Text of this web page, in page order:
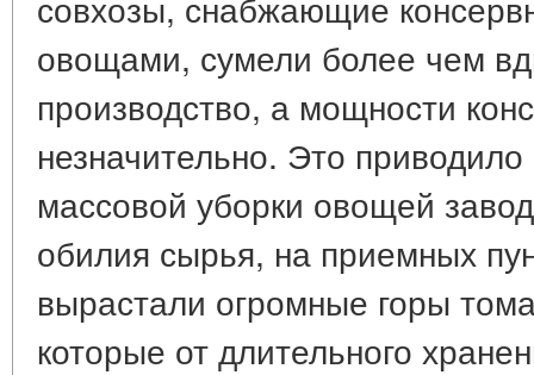
овощами, сумели более чем
производство, а мощности
незначительно. Это
массовой уборки овощей
обилия сырья, на приемных
вырастали огромные горы
которые от длительного